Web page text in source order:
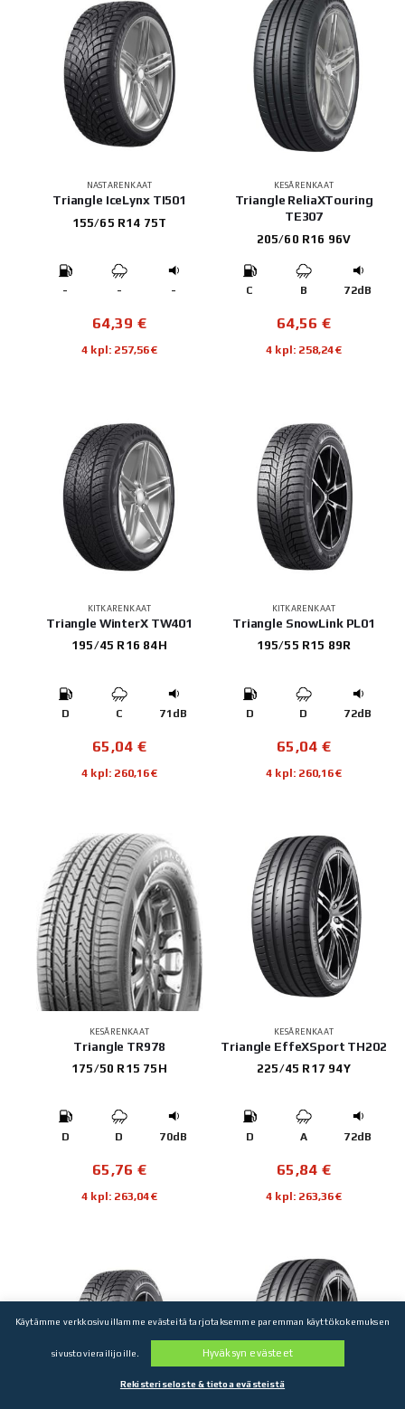
NASTARENKAAT
Triangle IceLynx TI501
155/65 R14 75T
- - -
64,39 €
4 kpl: 257,56€
KESÄRENKAAT
Triangle ReliaXTouring
TE307
205/60 R16 96V
C B 72dB
64,56 €
4 kpl: 258,24€
KITKARENKAAT
Triangle WinterX TW401
195/45 R16 84H
D C 71dB
65,04 €
4 kpl: 260,16€
KITKARENKAAT
Triangle SnowLink PL01
195/55 R15 89R
D D 72dB
65,04 €
4 kpl: 260,16€
KESÄRENKAAT
Triangle TR978
175/50 R15 75H
D D 70dB
65,76 €
4 kpl: 263,04€
KESÄRENKAAT
Triangle EffeXSport TH202
225/45 R17 94Y
D A 72dB
65,84 €
4 kpl: 263,36€
Käytämme verkkosivuillamme evästeitä tarjotaksemme paremman käyttökokemuksen
sivustovierailijoille. Hyväksyn evästeet
Rekisteriseloste & tietoa evästeistä